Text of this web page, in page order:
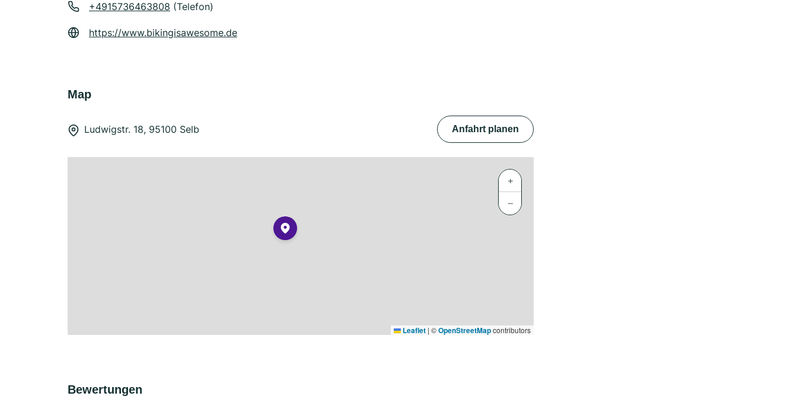
+4915736463808 (Telefon)
https://www.bikingisawesome.de
Map
Ludwigstr. 18, 95100 Selb Anfahrt planen
+
−
Leaflet | ©OpenStreetMapcontributors
Bewertungen